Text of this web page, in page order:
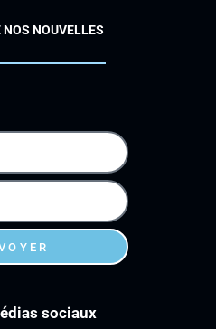
NOS NOUVELLES
sociaux